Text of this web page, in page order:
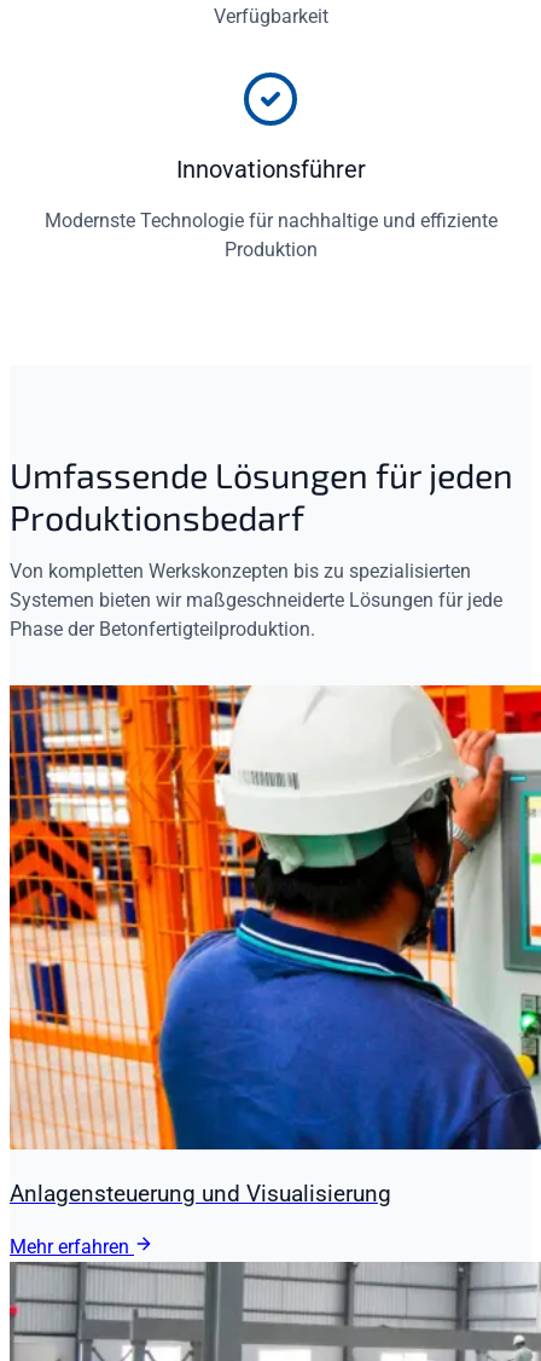
Verfügbarkeit
Innovationsführer
Modernste Technologie für nachhaltige und effiziente
Produktion
Umfassende Lösungen für jeden
Produktionsbedarf
Von kompletten Werkskonzepten bis zu spezialisierten
Systemen bieten wir maßgeschneiderte Lösungen für jede
Phase der Betonfertigteilproduktion.
Anlagensteuerung und Visualisierung
Mehr erfahren